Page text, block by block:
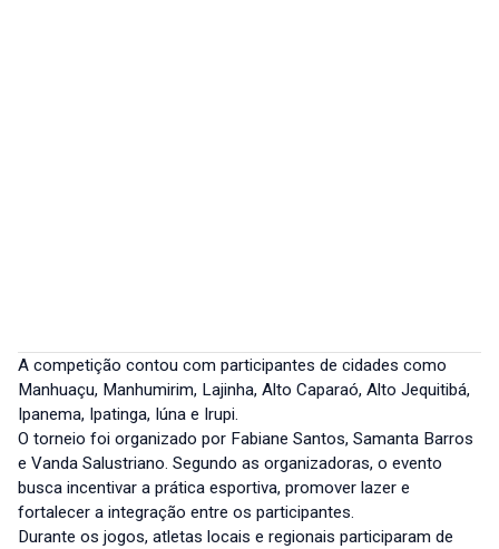
A competição contou com participantes de cidades como
Manhuaçu, Manhumirim, Lajinha, Alto Caparaó, Alto Jequitibá,
Ipanema, Ipatinga, Iúna e Irupi.
O torneio foi organizado por Fabiane Santos, Samanta Barros
e Vanda Salustriano. Segundo as organizadoras, o evento
busca incentivar a prática esportiva, promover lazer e
fortalecer a integração entre os participantes.
Durante os jogos, atletas locais e regionais participaram de